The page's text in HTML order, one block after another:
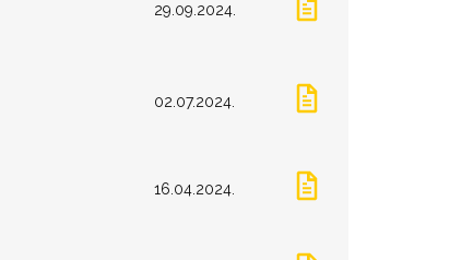
29.09.2024.
02.07.2024.
16.04.2024.